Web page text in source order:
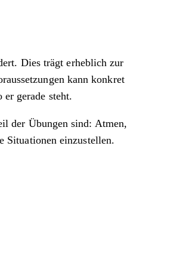
Dies trägt erheblich zur
kann konkret
gerade steht.
der Übungen sind: Atmen,
Situationen einzustellen.